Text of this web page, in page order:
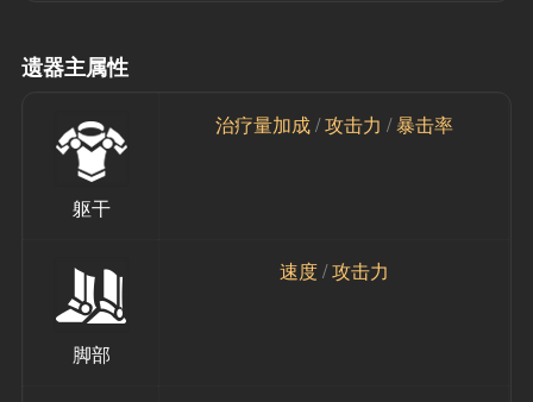
遗器主属性
躯干
治疗量加成 / 攻击力 / 暴击率
脚部
速度 / 攻击力